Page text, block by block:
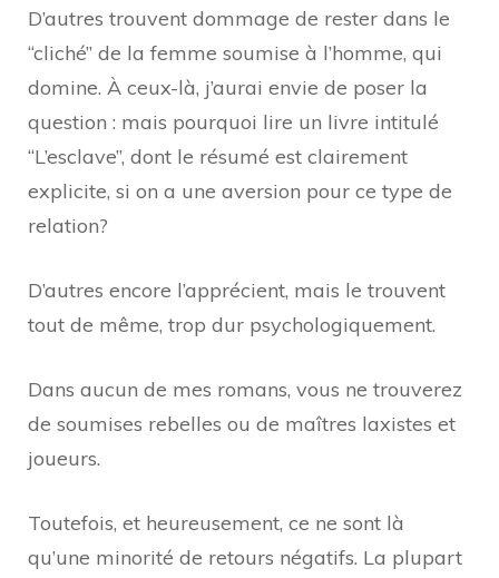
D’autres trouvent dommage de rester dans le
“cliché” de la femme soumise à l’homme, qui
domine. À ceux-là, j’aurai envie de poser la
question : mais pourquoi lire un livre intitulé
“L’esclave”, dont le résumé est clairement
explicite, si on a une aversion pour ce type de
relation?
D’autres encore l’apprécient, mais le trouvent
tout de même, trop dur psychologiquement.
Dans aucun de mes romans, vous ne trouverez
de soumises rebelles ou de maîtres laxistes et
joueurs.
Toutefois, et heureusement, ce ne sont là
qu’une minorité de retours négatifs. La plupart